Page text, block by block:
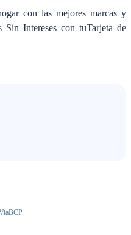
con las mejores marcas y
Intereses con tuTarjeta de